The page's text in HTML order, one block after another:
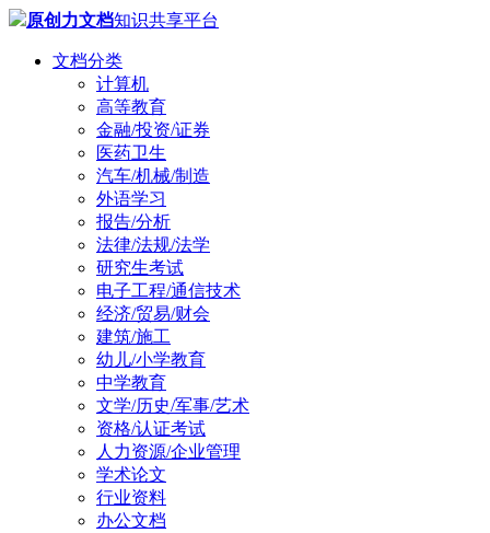
原创力文档知识共享平台
文档分类
计算机
高等教育
金融/投资/证券
医药卫生
汽车/机械/制造
外语学习
报告/分析
法律/法规/法学
研究生考试
电子工程/通信技术
经济/贸易/财会
建筑/施工
幼儿/小学教育
中学教育
文学/历史/军事/艺术
资格/认证考试
人力资源/企业管理
学术论文
行业资料
办公文档